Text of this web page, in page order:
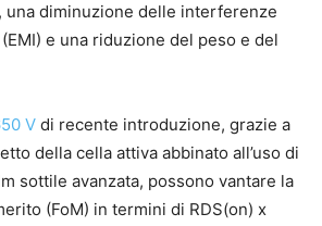
una diminuzione delle interferenze
e una riduzione del peso e del
V di recente introduzione, grazie a
della cella attiva abbinato all’uso di
sottile avanzata, possono vantare la
(FoM) in termini di RDS(on) x